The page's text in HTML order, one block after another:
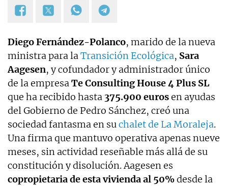
Diego Fernández-Polanco, marido de la nueva
ministra para laTransición Ecológica, Sara
Aagesen, y cofundador y administrador único
de la empresaTe Consulting House 4 Plus SL
que ha recibido hasta 375.900 eurosen ayudas
del Gobierno de Pedro Sánchez, creó una
sociedad fantasma en suchalet de La Moraleja.
Una firma que mantuvo operativa apenas nueve
meses, sin actividad reseñable más allá de su
constitución y disolución. Aagesen es
copropietaria de esta vivienda al 50%desde la